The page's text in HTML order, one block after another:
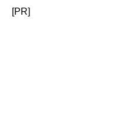
[PR]